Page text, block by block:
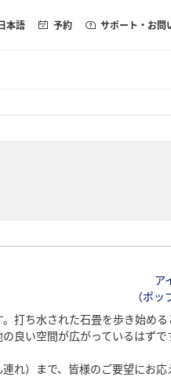
本語 予約 サポート・お問
ア
（ポ
打ち水された石畳を歩き始め
良い空間が広がっているはず
れ）まで、皆様のご要望にお